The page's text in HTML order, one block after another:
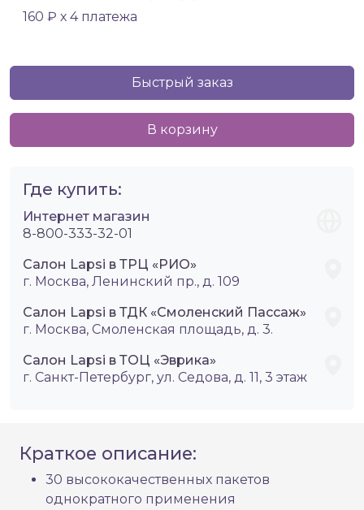
160 ₽ х 4 платежа
Быстрый заказ
В корзину
Где купить:
Интернет магазин
8-800-333-32-01
Салон Lapsi в ТРЦ «РИО»
г. Москва, Ленинский пр., д. 109
Салон Lapsi в ТДК «Смоленский Пассаж»
г. Москва, Смоленская площадь, д. 3.
Салон Lapsi в ТОЦ «Эврика»
г. Санкт-Петербург, ул. Седова, д. 11, 3 этаж
Краткое описание:
30 высококачественных пакетов
однократного применения